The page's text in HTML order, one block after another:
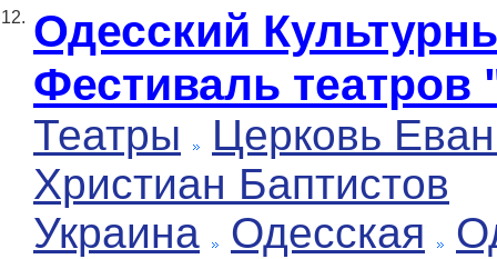
12. Одесский
Фестиваль
Театры
Церковь
Христиан Баптистов
Украина
Одесская